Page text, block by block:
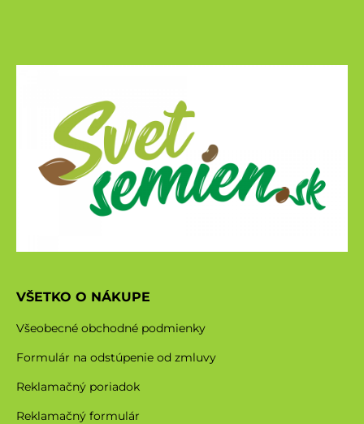
VŠETKO O NÁKUPE
Všeobecné obchodné podmienky
Formulár na odstúpenie od zmluvy
Reklamačný poriadok
Reklamačný formulár